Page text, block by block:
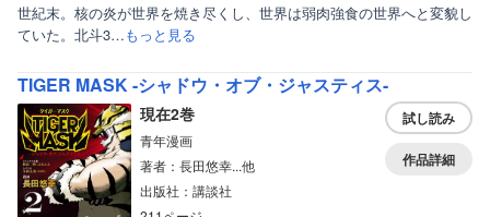
世紀末。核の炎が世界を焼き尽くし、世界は弱肉強食の世界へと変貌し
ていた。北斗3…もっと見る
TIGER MASK -シャドウ・オブ・ジャスティス-
現在2巻
青年漫画
著者：長田悠幸...他
出版社：講談社
試し読み
作品詳細